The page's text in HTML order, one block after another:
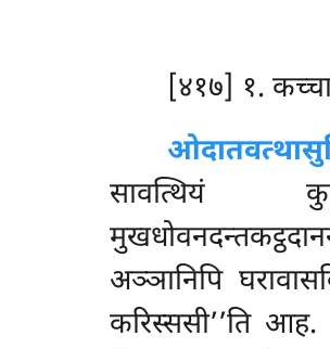
[४१७] १.
ओदातवत्था
सावत्थियं
अञ्ञानिपि
करिस्ससी’’ति आह.